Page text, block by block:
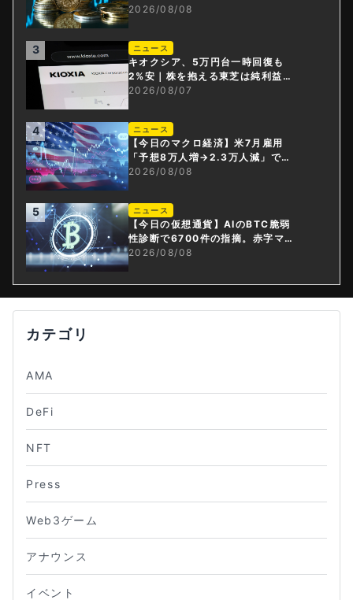
2026/08/08
3 ニュース
キオクシア、5万円台一時回復も
2%安｜株を抱える東芝は純利益3
0倍
2026/08/07
4 ニュース
【今日のマクロ経済】米7月雇用
「予想8万人増→2.3万人減」で利
上げ観測後退
2026/08/08
5 ニュース
【今日の仮想通貨】AIのBTC脆弱
性診断で6700件の指摘。赤字マイ
ニング企業はAIに賭ける
2026/08/08
カテゴリ
AMA
DeFi
NFT
Press
Web3ゲーム
アナウンス
イベント